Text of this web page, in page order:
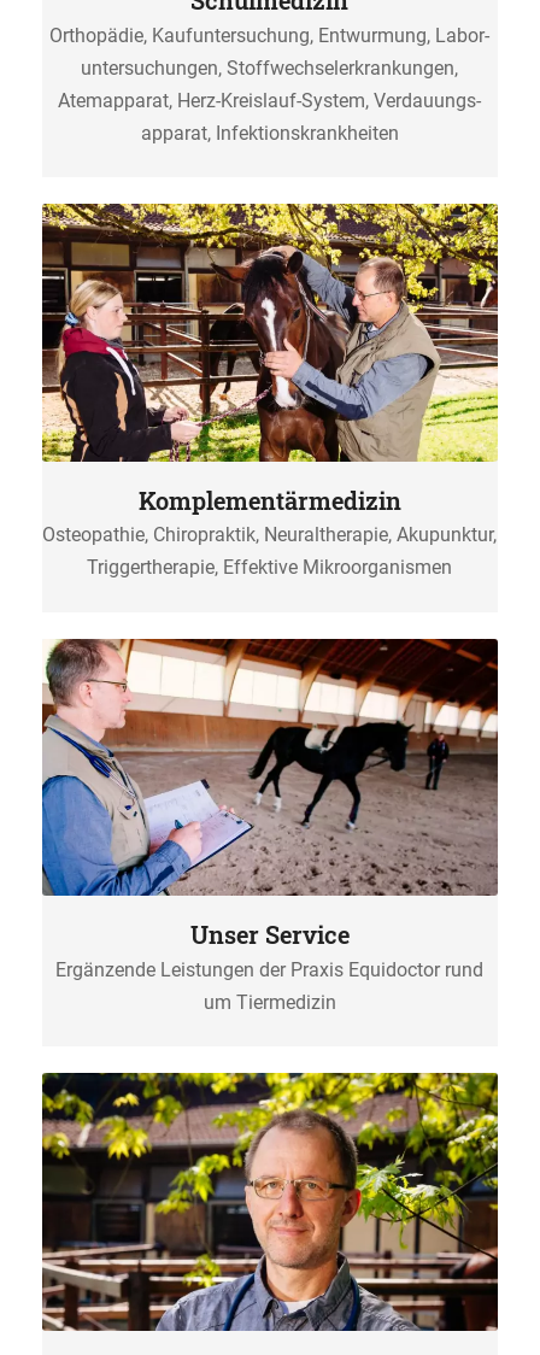
Orthopädie, Kauf­unter­suchung, Entwurmung, Labor­
unter­suchungen, Stoffwechsel­erkrankungen,
Atemapparat, Herz-Kreislauf-System, Verdauungs­
apparat, Infektions­krank­heiten
Komple­mentär­medizin
Osteopathie, Chiropraktik, Neuraltherapie, Akupunktur,
Triggertherapie, Effektive Mikroorganismen
Unser Service
Ergänzende Leistungen der Praxis Equidoctor rund
um Tiermedizin